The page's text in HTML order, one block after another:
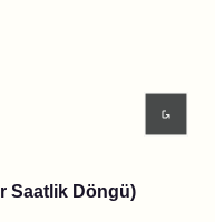
Saatlik Döngü)